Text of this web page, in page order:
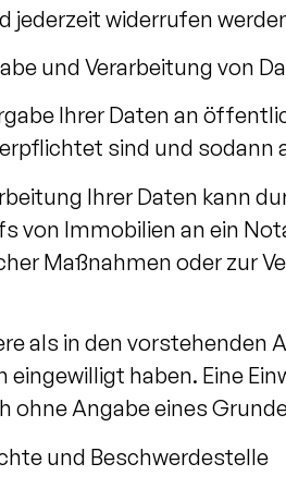
jederzeit widerrufen
und Verarbeitung von
Ihrer Daten an
sind und sodann
Ihrer Daten kann
von Immobilien an ein
Maßnahmen oder zur
als in den
eingewilligt haben. Eine
ohne Angabe eines
und Beschwerdestelle